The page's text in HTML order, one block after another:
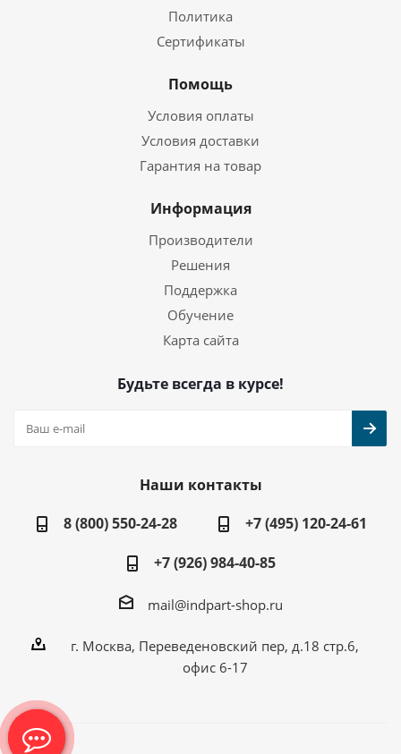
Политика
Сертификаты
Помощь
Условия оплаты
Условия доставки
Гарантия на товар
Информация
Производители
Решения
Поддержка
Обучение
Карта сайта
Будьте всегда в курсе!
Наши контакты
8 (800) 550-24-28
+7 (495) 120-24-61
+7 (926) 984-40-85
mail@indpart-shop.ru
г. Москва, Переведеновский пер, д.18 стр.6,
офис 6-17